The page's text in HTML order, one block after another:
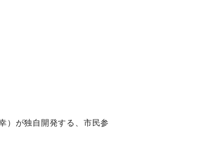
）が独自開発する、市民参